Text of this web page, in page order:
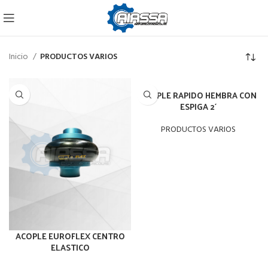
Inicio PRODUCTOS VARIOS
ACOPLE EUROFLEX CENTRO
ELASTICO
ACOPLE RAPIDO HEMBRA CON
ESPIGA 2´
PRODUCTOS VARIOS